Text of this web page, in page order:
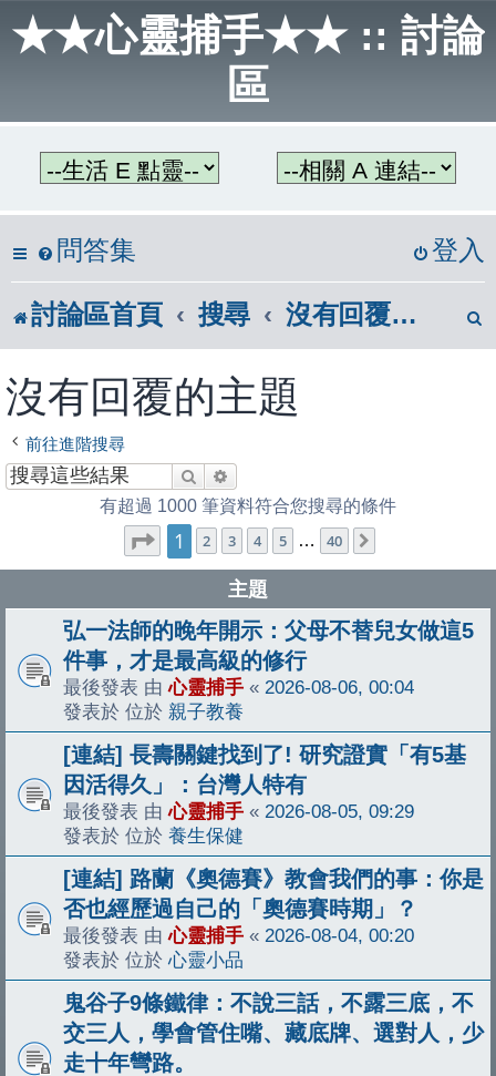
★★心靈捕手★★ :: 討論
區
問答集 登入
討論區首頁 搜尋 沒有回覆的主題
沒有回覆的主題
前往進階搜尋
搜尋
有超過 1000 筆資料符合您搜尋的條件
第 1頁 (共 40 頁)
1 2 3 4 5 … 40
主題
弘一法師的晚年開示：父母不替兒女做這5
件事，才是最高級的修行
最後發表 由心靈捕手 « 2026-08-06, 00:04
發表於 位於 親子教養
[連結] 長壽關鍵找到了! 研究證實「有5基
因活得久」：台灣人特有
最後發表 由心靈捕手 « 2026-08-05, 09:29
發表於 位於 養生保健
[連結] 路蘭《奧德賽》教會我們的事：你是
否也經歷過自己的「奧德賽時期」？
最後發表 由心靈捕手 « 2026-08-04, 00:20
發表於 位於心靈小品
鬼谷子9條鐵律：不說三話，不露三底，不
交三人，學會管住嘴、藏底牌、選對人，少
走十年彎路。